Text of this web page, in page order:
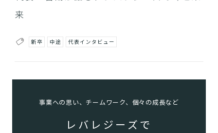
来
新卒 中途 代表インタビュー
事業への思い、チームワーク、個々の成長など
レバレジーズで